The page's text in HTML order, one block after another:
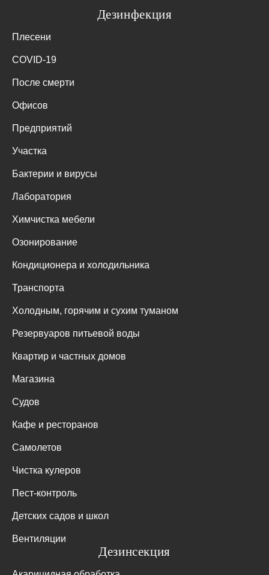
Дезинфекция
Плесени
COVID-19
После смерти
Офисов
Предприятий
Участка
Бактерии и вирусы
Лаборатория
Химчистка мебели
Озонирование
Кондиционера и холодильника
Транспорта
Холодным, горячим и сухим туманом
Резервуаров питьевой воды
Квартир и частных домов
Магазина
Судов
Кафе и ресторанов
Самолетов
Чистка кулеров
Пест-контроль
Детских садов и школ
Вентиляции
Дезинсекция